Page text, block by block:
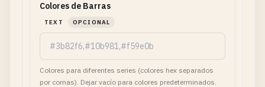
Colores de Barras
TEXT OPCIONAL
Colores para diferentes series (colores hex separados
por comas). Dejar vacío para colores predeterminados.